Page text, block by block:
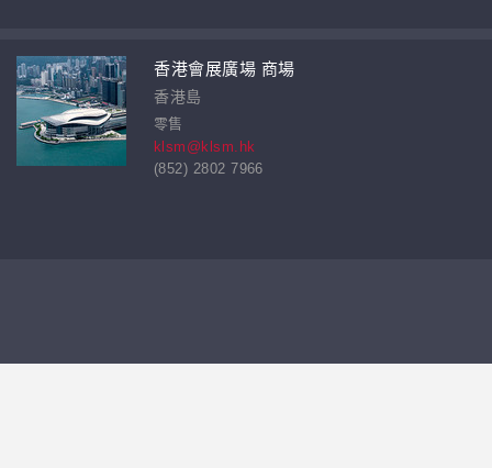
香港會展廣場 商場
香港島
零售
klsm@klsm.hk
(852) 2802 7966